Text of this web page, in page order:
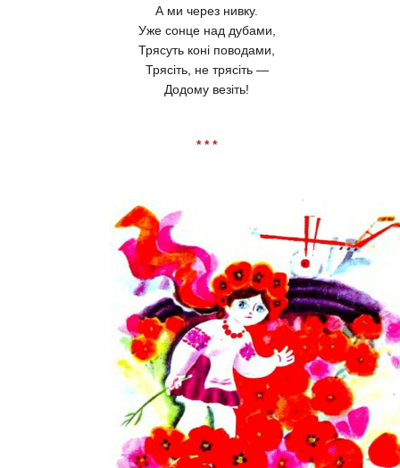
А ми через нивку.
Уже сонце над дубами,
Трясуть коні поводами,
Трясіть, не трясіть —
Додому везіть!
* * *